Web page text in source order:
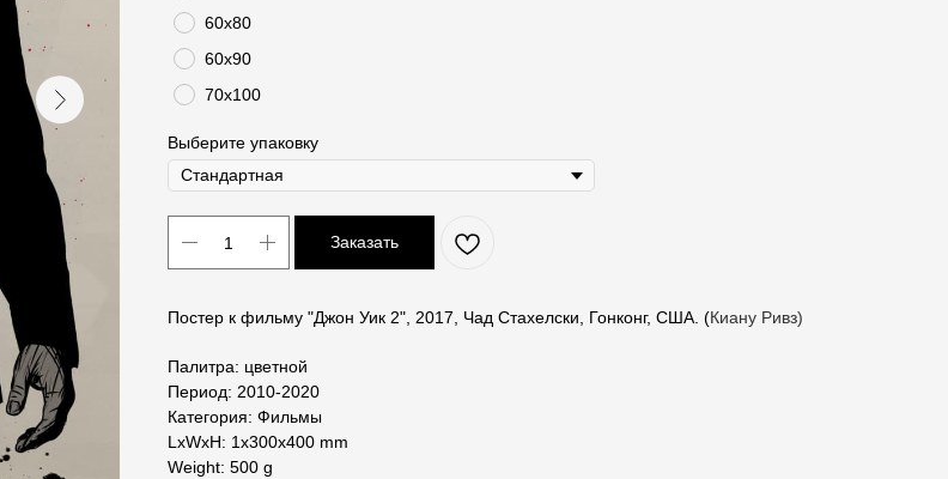
60х80
60х90
70х100
Выберите упаковку
Заказать
Постер к фильму "Джон Уик 2", 2017, Чад Стахелски, Гонконг, США. (Киану Ривз)
Палитра: цветной
Период: 2010-2020
Категория: Фильмы
LxWxH: 1x300x400 mm
Weight: 500 g